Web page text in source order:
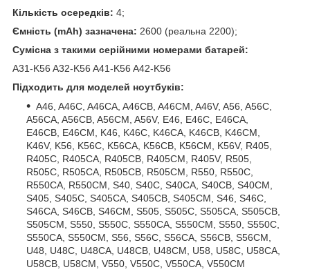
Кількість осередків: 4;
Ємність (mAh) зазначена: 2600 (реальна 2200);
Сумісна з такими серійними номерами батарей:
A31-K56 A32-K56 A41-K56 A42-K56
Підходить для моделей ноутбуків:
A46, A46C, A46CA, A46CB, A46CM, A46V, A56, A56C,
A56CA, A56CB, A56CM, A56V, E46, E46C, E46CA,
E46CB, E46CM, K46, K46C, K46CA, K46CB, K46CM,
K46V, K56, K56C, K56CA, K56CB, K56CM, K56V, R405,
R405C, R405CA, R405CB, R405CM, R405V, R505,
R505C, R505CA, R505CB, R505CM, R550, R550C,
R550CA, R550CM, S40, S40C, S40CA, S40CB, S40CM,
S405, S405C, S405CA, S405CB, S405CM, S46, S46C,
S46CA, S46CB, S46CM, S505, S505C, S505CA, S505CB,
S505CM, S550, S550C, S550CA, S550CM, S550, S550C,
S550CA, S550CM, S56, S56C, S56CA, S56CB, S56CM,
U48, U48C, U48CA, U48CB, U48CM, U58, U58C, U58CA,
U58CB, U58CM, V550, V550C, V550CA, V550CM